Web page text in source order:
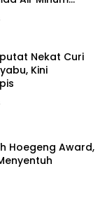
Nekat Curi
Kini
Hoegeng Award,